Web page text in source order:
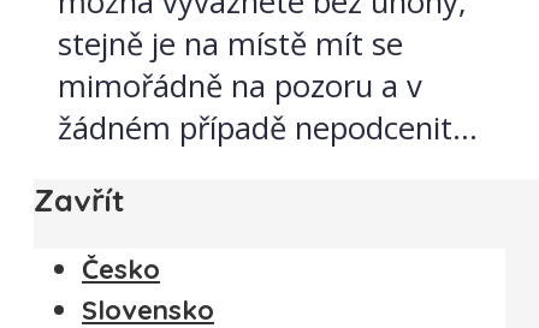
stejně je na místě mít se
mimořádně na pozoru a v
žádném případě nepodcenit...
Zavřít
Česko
Slovensko